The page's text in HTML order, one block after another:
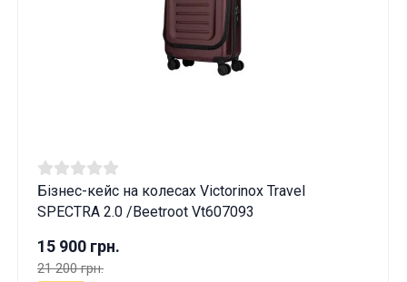
Бізнес-кейс на колесах Victorinox Travel
SPECTRA 2.0 /Beetroot Vt607093
15 900 грн.
21 200 грн.